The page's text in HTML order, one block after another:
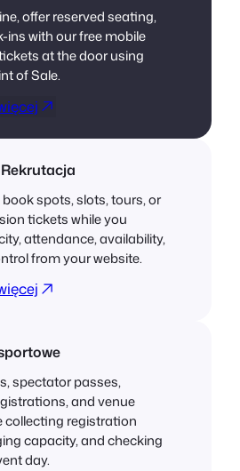
offer reserved seating,
ins with our free mobile
at the door using
of Sale.
spots, slots, tours, or
tickets while you
attendance, availability,
from your website.
spectator passes,
and venue
collecting registration
capacity, and checking
day.